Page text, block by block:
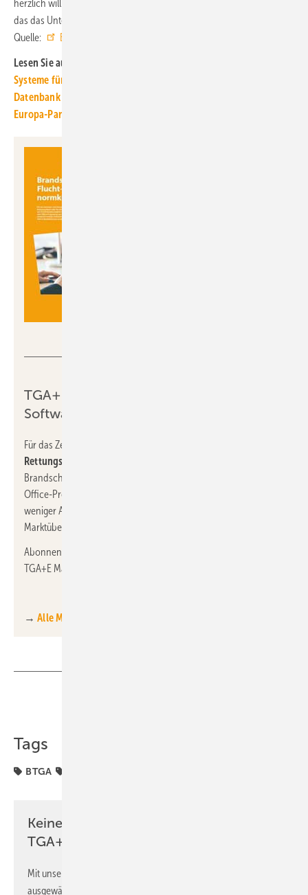
herzlich willkommen und freuen uns auf das wertvolle Fachwissen,
das das Unternehmen in den
Quelle:
BTGA
Lesen Sie auch:
Systeme für die TGA+E: kraft­voll, brand­si­cher, be­lüf­tet
Datenbank für er­folg­rei­che Wär­me­pum­pen im Be­stand
Europa-Park Hotels setzen auf mobile Zutritts­lösung von Salto
TGA+E-Marktübersicht „Brandschutz-
Software“
Für das Zeichnen und Aktualisieren von
Rettungsplänen
Brandschutzkonzepten eignen sich CAD- und Grafik- oder
Office-Programme nur bedingt. Spezielle Software verspricht
weniger Aufwand und mehr Sicherheit. Unsere TGA+E-
Marktübersicht vergleicht 10+2 Programme.
Abonnenten des Premium- oder Digital Plus-Abos erhalten die
TGA+E Marktübersicht als kostenfreien
→ Alle Marktübersichten auf einen Blick
Tags
BTGA
Keine Zeit? Kein Problem mit dem
TGA+E Newsletter!
Mit unserem Newsletter erhalten Sie regelmäßig von uns
ausgewählte Informationen und Neuigkeiten, gebündelt und